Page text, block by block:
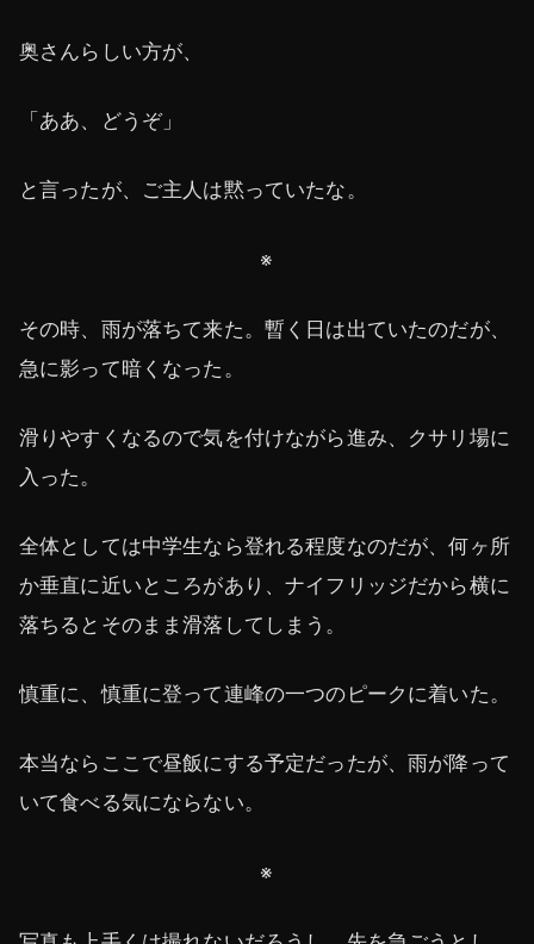
奥さんらしい方が、
「ああ、どうぞ」
と言ったが、ご主人は黙っていたな。
※
その時、雨が落ちて来た。暫く日は出ていたのだが、
急に影って暗くなった。
滑りやすくなるので気を付けながら進み、クサリ場に
入った。
全体としては中学生なら登れる程度なのだが、何ヶ所
か垂直に近いところがあり、ナイフリッジだから横に
落ちるとそのまま滑落してしまう。
慎重に、慎重に登って連峰の一つのピークに着いた。
本当ならここで昼飯にする予定だったが、雨が降って
いて食べる気にならない。
※